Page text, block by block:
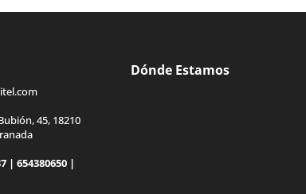
45, 18210
| 654380650|
Dónde Estamos